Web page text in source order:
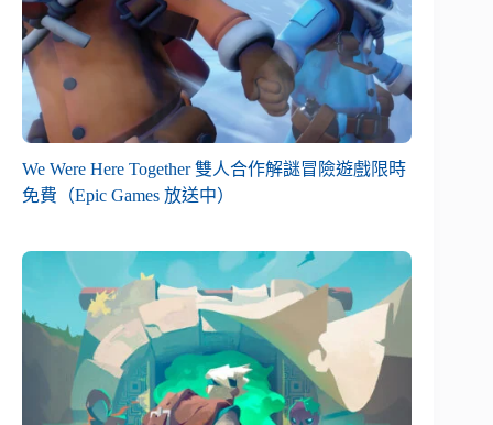
We Were Here Together 雙人合作解謎冒險遊戲限時
免費（Epic Games 放送中）